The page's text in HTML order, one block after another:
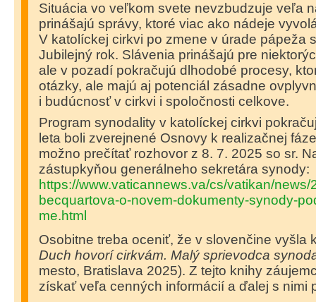
Situácia vo veľkom svete nevzbudzuje veľa
prinášajú správy, ktoré viac ako nádeje
V katolíckej cirkvi po zmene v úrade pápeža
Jubilejný rok. Slávenia prinášajú pre
ale v pozadí pokračujú dlhodobé procesy,
otázky, ale majú aj potenciál zásadne
i budúcnosť v cirkvi i spoločnosti celkove.
Program synodality v katolíckej cirkvi
leta boli zverejnené Osnovy k realizačnej
možno prečítať rozhovor z 8. 7. 2025 so sr.
zástupkyňou generálneho sekretára synody:
https://www.vaticannews.va/cs/vatikan/news/
becquartova-o-novem-dokumenty-synody-
me.html
Osobitne treba oceniť, že v slovenčine vyšla
Duch hovorí cirkvám. Malý sprievodca
mesto, Bratislava 2025). Z tejto knihy
získať veľa cenných informácií a ďalej s nimi